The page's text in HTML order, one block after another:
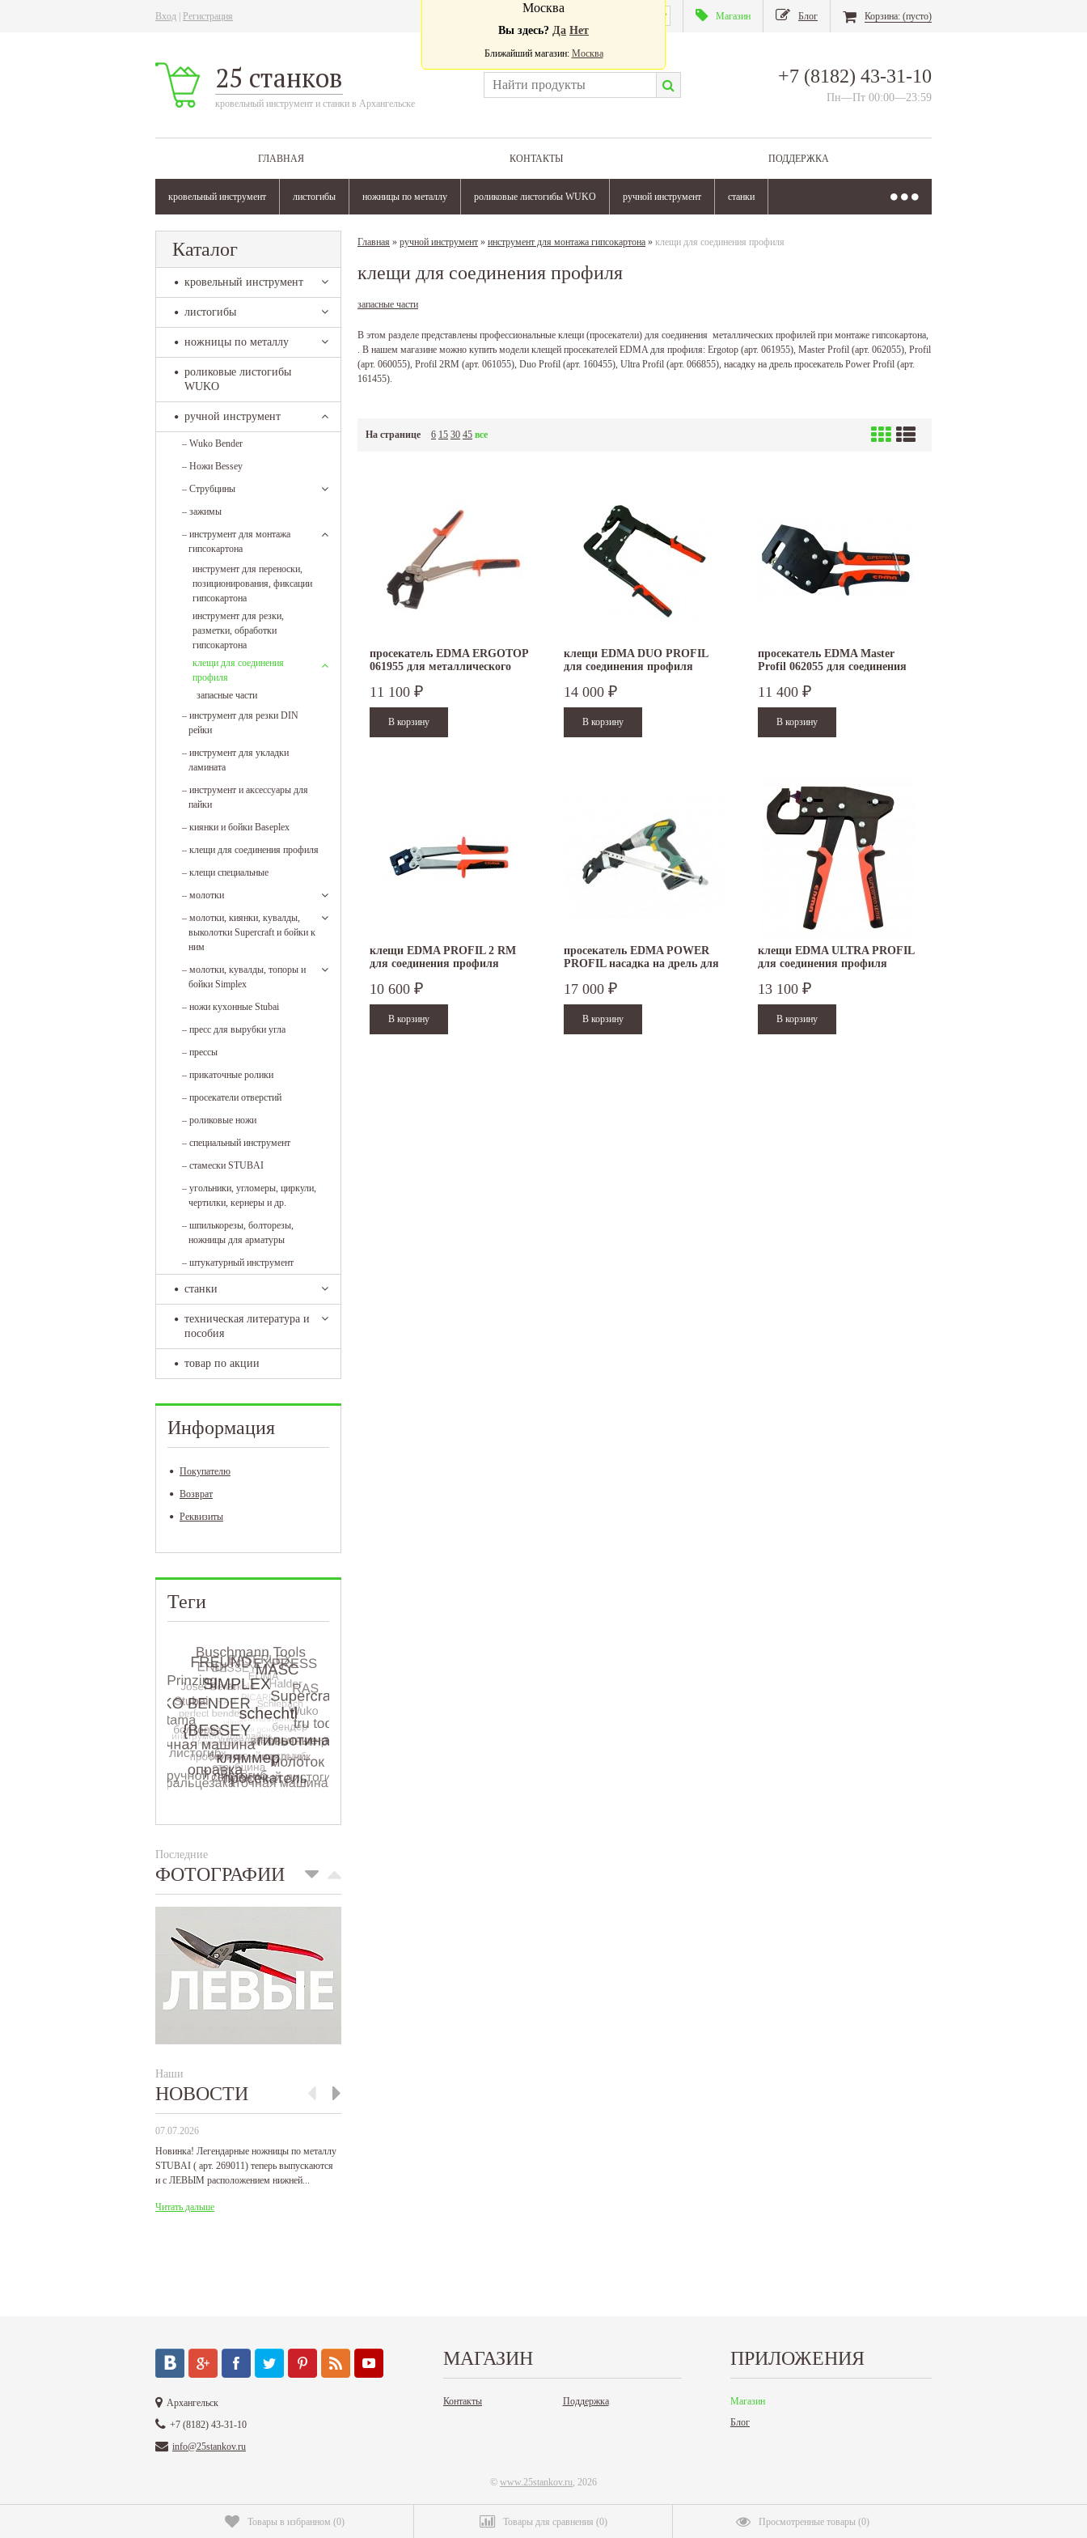
Вход Регистрация Магазин Блог Корзина: (пусто)
25 станков
кровельный инструмент и станки в Архангельске
+7 (8182) 43-31-10
Пн—Пт 00:00—23:59
ГЛАВНАЯ КОНТАКТЫ ПОДДЕРЖКА
кровельный инструмент листогибы ножницы по металлу роликовые листогибы WUKO ручной инструмент станки
Москва
Вы здесь? Да Нет
Ближайший магазин: Москва
Каталог
кровельный инструмент
листогибы
ножницы по металлу
роликовые листогибы
WUKO
ручной инструмент
– Wuko Bender
– Ножи Bessey
– Струбцины
– зажимы
– инструмент для монтажа
гипсокартона
инструмент для переноски,
позиционирования, фиксации
гипсокартона
инструмент для резки,
разметки, обработки
гипсокартона
клещи для соединения
профиля
запасные части
– инструмент для резки DIN
рейки
– инструмент для укладки
ламината
– инструмент и аксессуары для
пайки
– киянки и бойки Baseplex
– клещи для соединения профиля
– клещи специальные
– молотки
– молотки, киянки, кувалды,
выколотки Supercraft и бойки к
ним
– молотки, кувалды, топоры и
бойки Simplex
– ножи кухонные Stubai
– пресс для вырубки угла
– прессы
– прикаточные ролики
– просекатели отверстий
– роликовые ножи
– специальный инструмент
– стамески STUBAI
– угольники, угломеры, циркули,
чертилки, кернеры и др.
– шпилькорезы, болторезы,
ножницы для арматуры
– штукатурный инструмент
станки
техническая литература и
пособия
товар по акции
Информация
Покупателю
Возврат
Реквизиты
Теги
Последние
ФОТОГРАФИИ
Наши
НОВОСТИ
07.07.2026
Новинка! Легендарные ножницы по металлу
STUBAI ( арт. 269011) теперь выпускаются
и с ЛЕВЫМ расположением нижней...
Читать дальше
Главная » ручной инструмент » инструмент для монтажа гипсокартона » клещи для соединения профиля
клещи для соединения профиля
запасные части
В этом разделе представлены профессиональные клещи (просекатели) для соединения металлических профилей при монтаже гипсокартона,
. В нашем магазине можно купить модели клещей просекателей EDMA для профиля: Ergotop (арт. 061955), Master Profil (арт. 062055), Profil
(арт. 060055), Profil 2RM (арт. 061055), Duo Profil (арт. 160455), Ultra Profil (арт. 066855), насадку на дрель просекатель Power Profil (арт.
161455).
На странице 6 15 30 45 все
просекатель EDMA ERGOTOP
061955 для металлического
11 100 ₽
клещи EDMA DUO PROFIL
для соединения профиля
14 000 ₽
просекатель EDMA Master
Profil 062055 для соединения
11 400 ₽
клещи EDMA PROFIL 2 RM
для соединения профиля
10 600 ₽
просекатель EDMA POWER
PROFIL насадка на дрель для
17 000 ₽
клещи EDMA ULTRA PROFIL
для соединения профиля
13 100 ₽
Архангельск
+7 (8182) 43-31-10
info@25stankov.ru
МАГАЗИН
Контакты Поддержка
ПРИЛОЖЕНИЯ
Магазин
Блог
© www.25stankov.ru, 2026
Товары в избранном (0) Товары для сравнения (0) Просмотренные товары (0)